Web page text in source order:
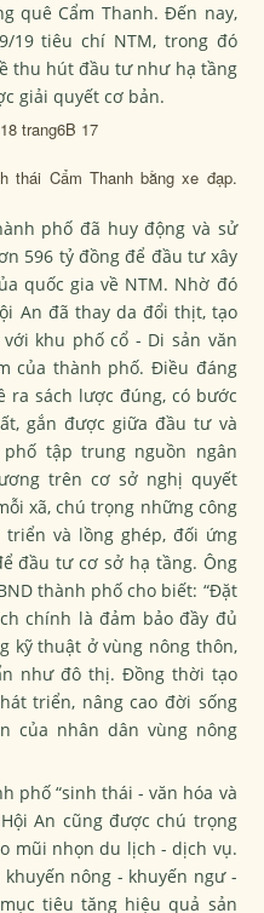
quê Cẩm Thanh. Đến nay,
19 tiêu chí NTM, trong đó
thu hút đầu tư như hạ tầng
giải quyết cơ bản.
thái Cẩm Thanh bằng xe đạp.
phố đã huy động và sử
596 tỷ đồng để đầu tư xây
quốc gia về NTM. Nhờ đó
An đã thay da đổi thịt, tạo
khu phố cổ - Di sản văn
của thành phố. Điều đáng
sách lược đúng, có bước
gắn được giữa đầu tư và
tập trung nguồn ngân
trên cơ sở nghị quyết
xã, chú trọng những công
và lồng ghép, đối ứng
đầu tư cơ sở hạ tầng. Ông
thành phố cho biết: “Đặt
chính là đảm bảo đầy đủ
kỹ thuật ở vùng nông thôn,
như đô thị. Đồng thời tạo
triển, nâng cao đời sống
của nhân dân vùng nông
phố “sinh thái - văn hóa và
An cũng được chú trọng
mũi nhọn du lịch - dịch vụ.
nông - khuyến ngư -
tiêu tăng hiệu quả sản